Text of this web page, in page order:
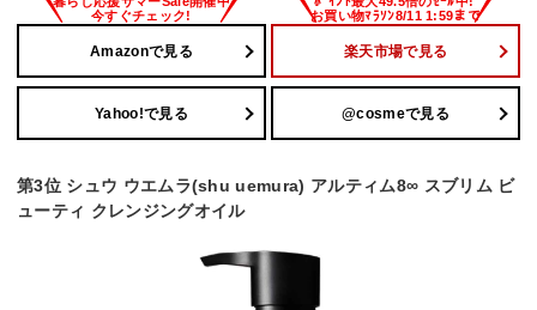
Amazonで見る 楽天市場で見る
Yahoo!で見る @cosmeで見る
第3位 シュウ ウエムラ(shu uemura) アルティム8∞ スブリム ビ
ューティ クレンジングオイル